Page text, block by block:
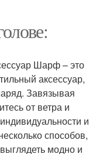
Шарф – это
аксессуар,
Завязывая
от ветра и
и
способов,
модно и